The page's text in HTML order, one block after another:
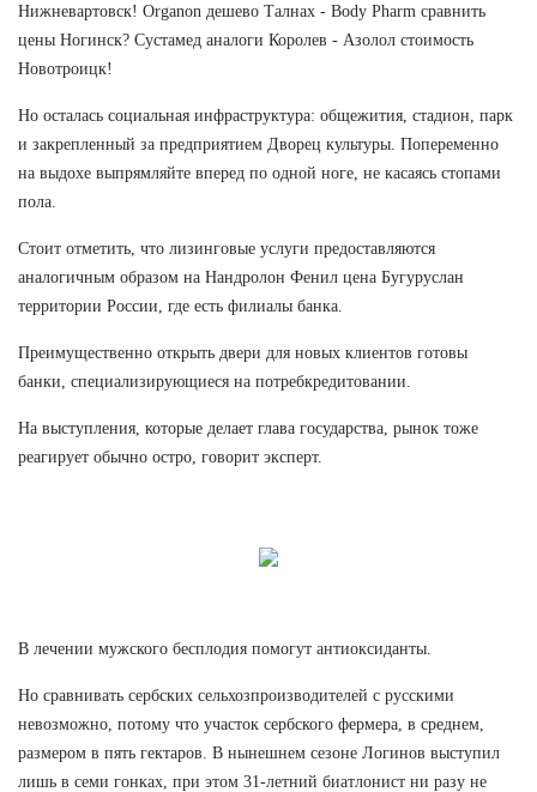
Нижневартовск! Organon дешево Талнах - Body Pharm сравнить
цены Ногинск? Сустамед аналоги Королев - Азолол стоимость
Новотроицк!
Но осталась социальная инфраструктура: общежития, стадион, парк
и закрепленный за предприятием Дворец культуры. Попеременно
на выдохе выпрямляйте вперед по одной ноге, не касаясь стопами
пола.
Стоит отметить, что лизинговые услуги предоставляются
аналогичным образом на Нандролон Фенил цена Бугуруслан
территории России, где есть филиалы банка.
Преимущественно открыть двери для новых клиентов готовы
банки, специализирующиеся на потребкредитовании.
На выступления, которые делает глава государства, рынок тоже
реагирует обычно остро, говорит эксперт.
В лечении мужского бесплодия помогут антиоксиданты.
Но сравнивать сербских сельхозпроизводителей с русскими
невозможно, потому что участок сербского фермера, в среднем,
размером в пять гектаров. В нынешнем сезоне Логинов выступил
лишь в семи гонках, при этом 31-летний биатлонист ни разу не